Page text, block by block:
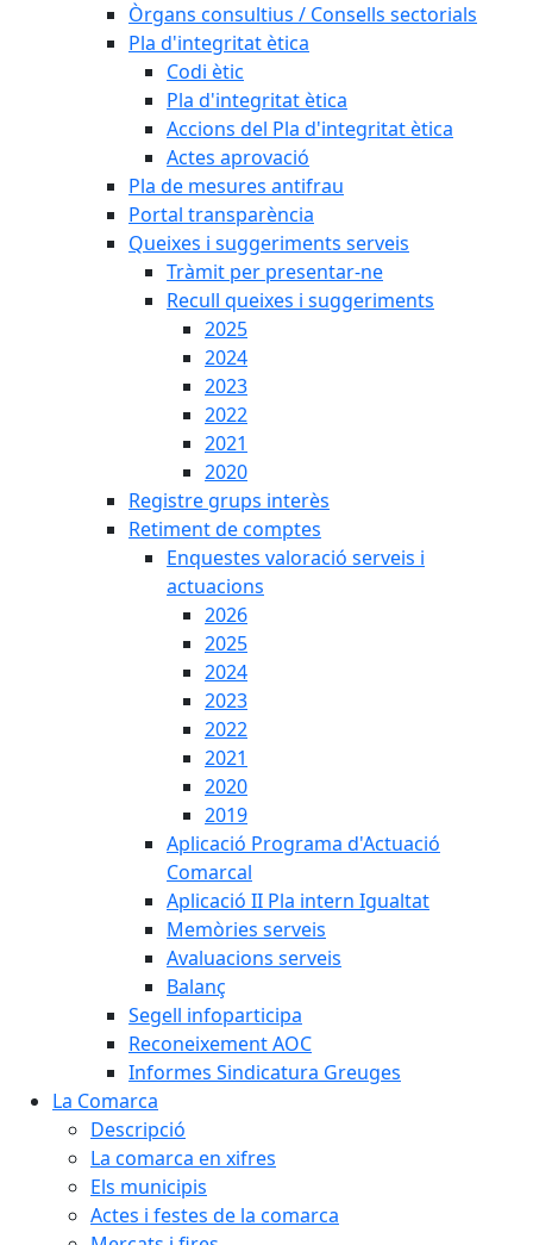
Òrgans consultius / Consells sectorials
Pla d'integritat ètica
Codi ètic
Pla d'integritat ètica
Accions del Pla d'integritat ètica
Actes aprovació
Pla de mesures antifrau
Portal transparència
Queixes i suggeriments serveis
Tràmit per presentar-ne
Recull queixes i suggeriments
2025
2024
2023
2022
2021
2020
Registre grups interès
Retiment de comptes
Enquestes valoració serveis i
actuacions
2026
2025
2024
2023
2022
2021
2020
2019
Aplicació Programa d'Actuació
Comarcal
Aplicació II Pla intern Igualtat
Memòries serveis
Avaluacions serveis
Balanç
Segell infoparticipa
Reconeixement AOC
Informes Sindicatura Greuges
La Comarca
Descripció
La comarca en xifres
Els municipis
Actes i festes de la comarca